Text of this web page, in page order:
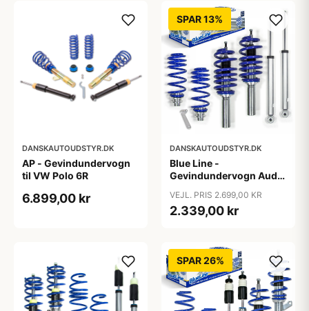
DANSKAUTOUDSTYR.DK
AP - Gevindundervogn
til VW Polo 6R
6.899,00 kr
SPAR 13%
DANSKAUTOUDSTYR.DK
Blue Line -
Gevindundervogn Audi
TDI/2.0 TFSI/2.7/3.0
TDI/3.2 FSI, 2007-2011
VEJL. PRIS 2.699,00 KR
2.339,00 kr
SPAR 26%